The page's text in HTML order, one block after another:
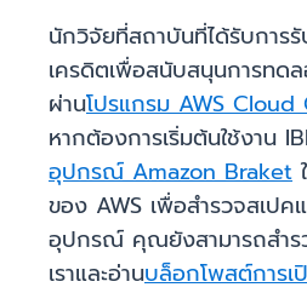
นักวิจัยที่สถาบันที่ได้รับการ
เครดิตเพื่อสนับสนุนการท
ผ่านโปรแกรม AWS
หากต้องการเริ่มต้นใช้งาน
อุปกรณ์ Amazon Braket
ของ AWS เพื่อสำรวจสเปค
อุปกรณ์ คุณยังสามารถสำร
เราและอ่านบล็อกโพสต์การเ